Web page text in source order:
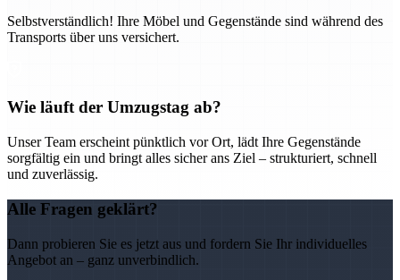
Selbstverständlich! Ihre Möbel und Gegenstände sind während des
Transports über uns versichert.
Wie läuft der Umzugstag ab?
Unser Team erscheint pünktlich vor Ort, lädt Ihre Gegenstände
sorgfältig ein und bringt alles sicher ans Ziel – strukturiert, schnell
und zuverlässig.
Alle Fragen geklärt?
Dann probieren Sie es jetzt aus und fordern Sie Ihr individuelles
Angebot an – ganz unverbindlich.